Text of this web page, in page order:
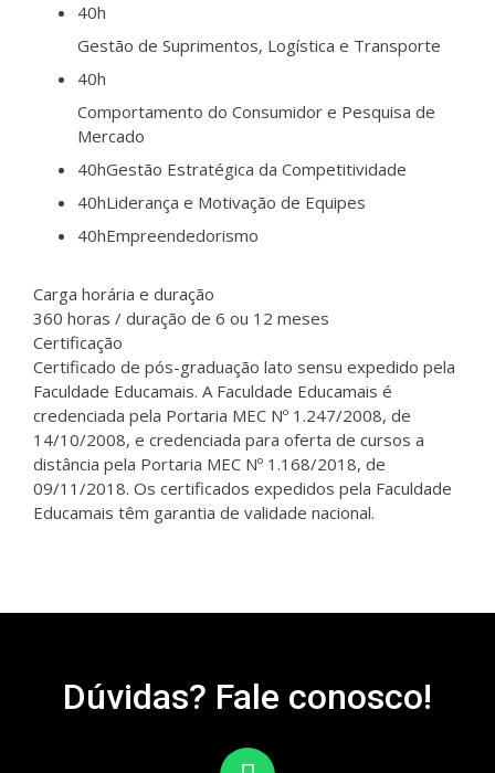
40h
Gestão de Suprimentos, Logística e Transporte
40h
Comportamento do Consumidor e Pesquisa de
Mercado
40hGestão Estratégica da Competitividade
40hLiderança e Motivação de Equipes
40hEmpreendedorismo
Carga horária e duração
360 horas / duração de 6 ou 12 meses
Certificação
Certificado de pós-graduação lato sensu expedido pela
Faculdade Educamais. A Faculdade Educamais é
credenciada pela Portaria MEC Nº 1.247/2008, de
14/10/2008, e credenciada para oferta de cursos a
distância pela Portaria MEC Nº 1.168/2018, de
09/11/2018. Os certificados expedidos pela Faculdade
Educamais têm garantia de validade nacional.
Dúvidas? Fale conosco!